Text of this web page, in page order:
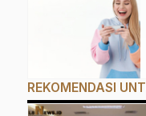
REKOMENDASI